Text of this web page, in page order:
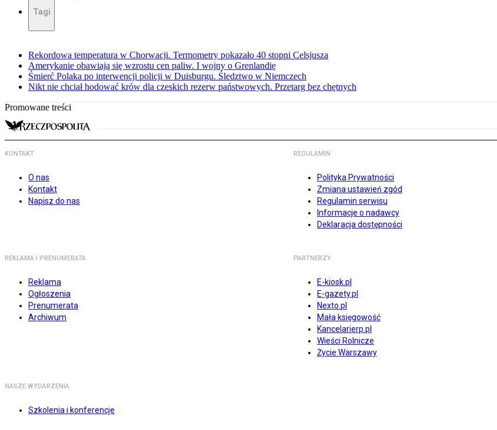
Tagi
Rekordowa temperatura w Chorwacji. Termometry pokazało 40 stopni Celsjusza
Amerykanie obawiają się wzrostu cen paliw. I wojny o Grenlandię
Śmierć Polaka po interwencji policji w Duisburgu. Śledztwo w Niemczech
Nikt nie chciał hodować krów dla czeskich rezerw państwowych. Przetarg bez chętnych
Promowane treści
KONTAKT
O nas
Kontakt
Napisz do nas
REGULAMIN
Polityka Prywatności
Zmiana ustawień zgód
Regulamin serwisu
Informacje o nadawcy
Deklaracja dostępności
REKLAMA I PRENUMERATA
Reklama
Ogłoszenia
Prenumerata
Archiwum
PARTNERZY
E-kiosk.pl
E-gazety.pl
Nexto.pl
Mała księgowość
Kancelarierp.pl
Wieści Rolnicze
Życie Warszawy
NASZE WYDARZENIA
Szkolenia i konferencje